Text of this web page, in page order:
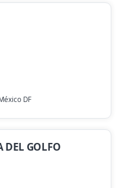
DF
DEL GOLFO